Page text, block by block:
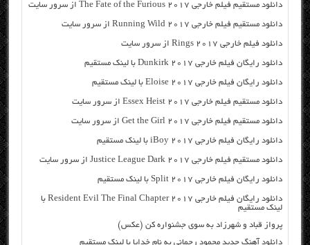
دانلود مستقیم فیلم خارجی The Fate of the Furious 2017 از سرور سایت
دانلود مستقیم فیلم خارجی Running Wild 2017 از سرور سایت
دانلود فیلم خارجی Rings 2017 از سرور سایت
دانلود رایگان فیلم خارجی Dunkirk 2017 با لینک مستقیم
دانلود رایگان فیلم خارجی Eloise 2017 با لینک مستقیم
دانلود مستقیم فیلم خارجی Essex Heist 2017 از سرور سایت
دانلود مستقیم فیلم خارجی Get the Girl 2017 از سرور سایت
دانلود رایگان فیلم خارجی iBoy 2017 با لینک مستقیم
دانلود مستقیم فیلم خارجی Justice League Dark 2017 از سرور سایت
دانلود رایگان فیلم خارجی Split 2017 با لینک مستقیم
دانلود رایگان فیلم خارجی Resident Evil The Final Chapter 2017 با
لینک مستقیم
پرواز قباد و شهرزاد به سوی جشنواره کن (عکس)
دانلود آهنگ جدید محمود رحمانی به نام خدایا با لینک مستقیم